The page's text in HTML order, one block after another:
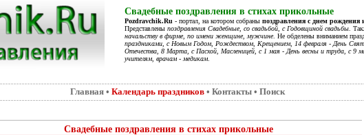
Свадебные поздравления в стихах прикольные
Pozdravchik.Ru - портал, на котором собраны поздравления с днем рождения
Представлены поздравления Свадебные, со свадьбой, с Годовщиной свадьбы .
начальству в фирме, по имени женщине, мужчине. Не обделены вниманием
праздниками, с Новым Годом, Рождеством, Крещением, 14 февраля - День
Отечества, 8 Марта, с Пасхой, Масленицей, с 1 мая - День весны и труда, с 9
учителям, врачам - медикам
Главная • Календарь праздников • Контакты • Поиск
Свадебные поздравления в стихах прикольные